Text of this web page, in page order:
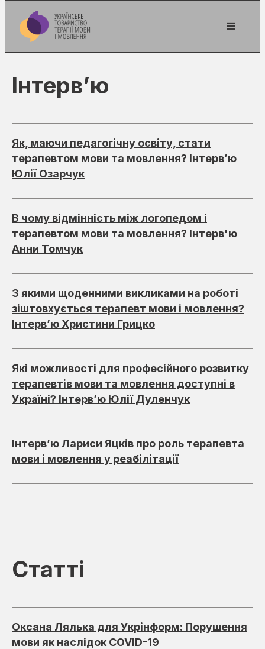
Інтервʼю
Як, маючи педагогічну освіту, стати
терапевтом мови та мовлення? Інтерв’ю
Юлії Озарчук
В чому відмінність між логопедом і
терапевтом мови та мовлення? Інтерв'ю
Анни Томчук
З якими щоденними викликами на роботі
зіштовхується терапевт мови і мовлення?
Інтерв’ю Христини Грицко
Які можливості для професійного розвитку
терапевтів мови та мовлення доступні в
Україні? Інтерв’ю Юлії Дуленчук
Інтерв’ю Лариси Яцків про роль терапевта
мови і мовлення у реабілітації
Статті
Оксана Лялька для Укрінформ: Порушення
мови як наслідок COVID-19